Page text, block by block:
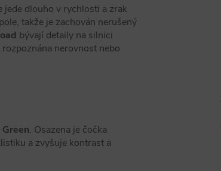
jede dlouho v rychlosti a zrak
takže je zachován nerušený
bývají detaily na silnici
nerovnost nebo
. Osazena je čočka
a zvyšuje kontrast a